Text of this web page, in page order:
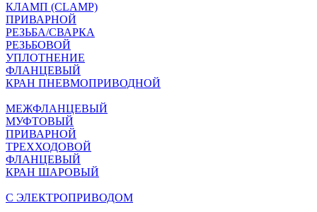
КЛАМП (CLAMP)
ПРИВАРНОЙ
РЕЗЬБА/СВАРКА
РЕЗЬБОВОЙ
УПЛОТНЕНИЕ
ФЛАНЦЕВЫЙ
КРАН ПНЕВМОПРИВОДНОЙ
МЕЖФЛАНЦЕВЫЙ
МУФТОВЫЙ
ПРИВАРНОЙ
ТРЕХХОДОВОЙ
ФЛАНЦЕВЫЙ
КРАН ШАРОВЫЙ
C ЭЛЕКТРОПРИВОДОМ